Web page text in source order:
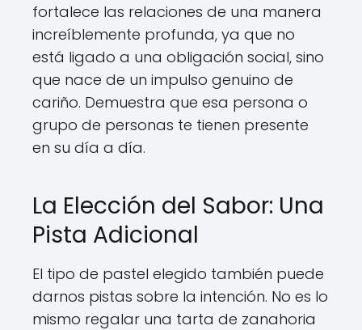
fortalece las relaciones de una manera
increíblemente profunda, ya que no
está ligado a una obligación social, sino
que nace de un impulso genuino de
cariño. Demuestra que esa persona o
grupo de personas te tienen presente
en su día a día.
La Elección del Sabor: Una
Pista Adicional
El tipo de pastel elegido también puede
darnos pistas sobre la intención. No es lo
mismo regalar una tarta de zanahoria